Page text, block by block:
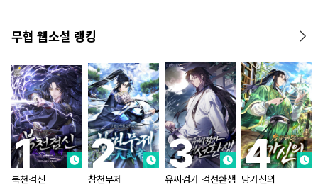
무협 웹소설 랭킹
북천검신 창천무제 유씨검가 검선환생 당가신의